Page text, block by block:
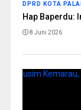
DPRD KOTA
Hap Baperdu:
8 Juni 2026